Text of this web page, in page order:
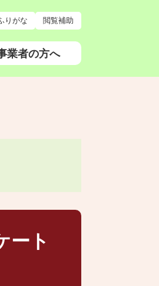
りがな 閲覧補助
業者の方へ
ート